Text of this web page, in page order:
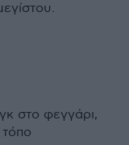
στο φεγγάρι,